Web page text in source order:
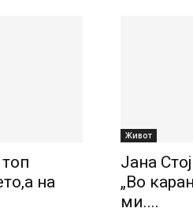
на
Живот
Јана
„Во
ми....